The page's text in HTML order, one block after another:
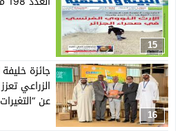
15
16
جائزة خليفة
الزراعي
عن